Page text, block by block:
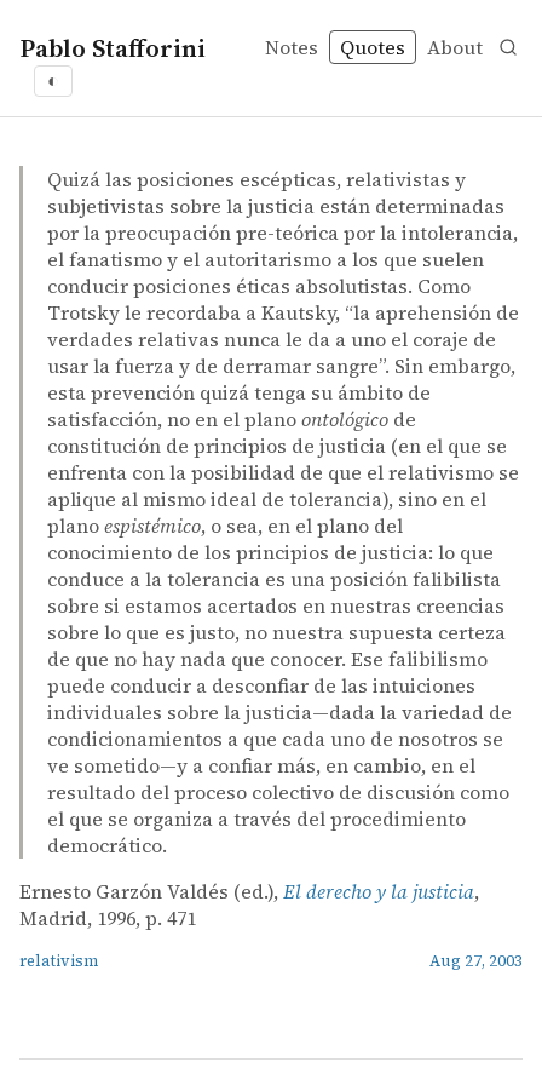
Pablo Stafforini Notes Quotes About
◐
Ernesto Garzón Valdés – El derecho y la justicia
Ernesto Garzón Valdés
El derecho y la justicia
collection
Quizá las posiciones escépticas, relativistas y
subjetivistas sobre la justicia están determinadas
por la preocupación pre-teórica por la intolerancia,
el fanatismo y el autoritarismo a los que suelen
conducir posiciones éticas absolutistas. Como
Trotsky le recordaba a Kautsky, “la aprehensión de
verdades relativas nunca le da a uno el coraje de
usar la fuerza y de derramar sangre”. Sin embargo,
esta prevención quizá tenga su ámbito de
satisfacción, no en el planoontológico de
constitución de principios de justicia (en el que se
enfrenta con la posibilidad de que el relativismo se
aplique al mismo ideal de tolerancia), sino en el
planoespistémico, o sea, en el plano del
conocimiento de los principios de justicia: lo que
conduce a la tolerancia es una posición falibilista
sobre si estamos acertados en nuestras creencias
sobre lo que es justo, no nuestra supuesta certeza
de que no hay nada que conocer. Ese falibilismo
puede conducir a desconfiar de las intuiciones
individuales sobre la justicia—dada la variedad de
condicionamientos a que cada uno de nosotros se
ve sometido—y a confiar más, en cambio, en el
resultado del proceso colectivo de discusión como
el que se organiza a través del procedimiento
democrático.
Ernesto Garzón Valdés (ed.), El derecho y la justicia,
Madrid, 1996, p. 471
relativism Aug 27, 2003